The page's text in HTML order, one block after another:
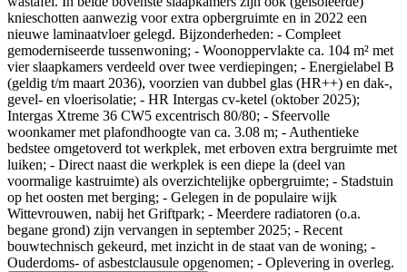
knieschotten aanwezig voor extra opbergruimte en in 2022 een
nieuwe laminaatvloer gelegd. Bijzonderheden: - Compleet
gemoderniseerde tussenwoning; - Woonoppervlakte ca. 104 m² met
vier slaapkamers verdeeld over twee verdiepingen; - Energielabel B
(geldig t/m maart 2036), voorzien van dubbel glas (HR++) en dak-,
gevel- en vloerisolatie; - HR Intergas cv-ketel (oktober 2025);
Intergas Xtreme 36 CW5 excentrisch 80/80; - Sfeervolle
woonkamer met plafondhoogte van ca. 3.08 m; - Authentieke
bedstee omgetoverd tot werkplek, met erboven extra bergruimte met
luiken; - Direct naast die werkplek is een diepe la (deel van
voormalige kastruimte) als overzichtelijke opbergruimte; - Stadstuin
op het oosten met berging; - Gelegen in de populaire wijk
Wittevrouwen, nabij het Griftpark; - Meerdere radiatoren (o.a.
begane grond) zijn vervangen in september 2025; - Recent
bouwtechnisch gekeurd, met inzicht in de staat van de woning; -
Ouderdoms- of asbestclausule opgenomen; - Oplevering in overleg.